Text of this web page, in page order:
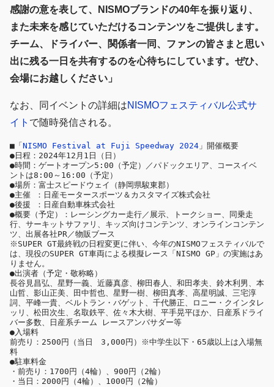
感謝の意を表して、NISMOブランドの40年を振り返り、
また未来を感じていただけるコンテンツをご提供します。
チーム、ドライバー、関係者一同、ファンの皆さまと思い
出に残る一日を共有するのを心待ちにしています。ぜひ、
会場にお越しください」
なお、同イベントの詳細はNISMOフェスティバル公式サ
イト で随時発信される。
■「 NISMO Festival at Fuji Speedway 2024 」開催概要
●日程：2024年12月1日（日）
●時間：ゲートオープン5:00（予定）／パドックエリア、コースイベ
ントは8:00～16:00（予定）
●場所：富士スピードウェイ（静岡県駿東郡）
●主催 ：日産モータースポーツ＆カスタマイズ株式会社
●後援 ：日産自動車株式会社
●概要（予定）：レーシングカー走行／展示、トークショー、同乗走
行、サーキットサファリ、キッズ向けコンテンツ、オンラインコンテン
ツ、出展各社PR／物販ブース
※SUPER GT最終戦の日程変更に伴い、今年のNISMOフェスティバルで
は、現役のSUPER GT車両による模擬レース「NISMO GP」の実施はあ
りません。
●出演者（予定・敬称略）
長谷見昌弘、星野一義、近藤真彦、柳田春人、和田孝夫、鈴木利男、本
山哲、影山正美、田中哲也、星野一樹、柳田真孝、高星明誠、三宅淳
詞、平峰一貴、ベルトラン・バゲット、千代勝正、ロニー・クインタレ
ッリ、松田次生、名取鉄平、佐々木大樹、平手晃平ほか、日産系ドライ
バー多数、日産系チーム レースアンバサダー等
●入場料
前売り：2500円（当日　3,000円）※中学生以下・65歳以上は入場無
料
●駐車料金
・前売り：1700円（4輪）、900円（2輪）
・当日：2000円（4輪）、1000円（2輪）